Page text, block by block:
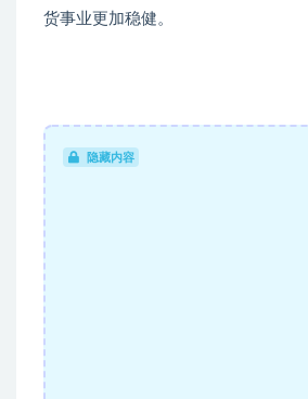
货事业更加稳健。
隐藏内容